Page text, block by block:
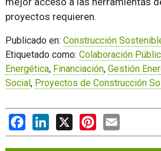
proyectos requieren.
Publicado en: Construcción
Etiquetado como: Colaboración
Energética, Financiación, Gestión
Social, Proyectos de Construcción
FacebookLinkedIn
X PinterestEmail